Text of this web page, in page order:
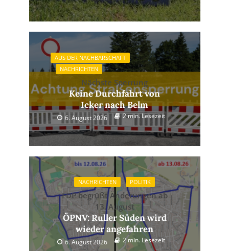
AUS DER NACHBARSCHAFT
NACHRICHTEN
Nächste Sperrung
Keine Durchfahrt von
Icker nach Belm
6. August 2026 2 min. Lesezeit
NACHRICHTEN POLITIK
FDP begrüßt Änderungen ab
13. August
ÖPNV: Ruller Süden wird
wieder angefahren
6. August 2026 2 min. Lesezeit